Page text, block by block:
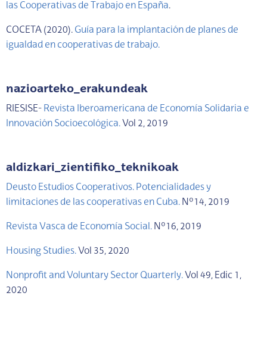
las Cooperativas de Trabajo en España.
COCETA (2020). Guía para la implantación de planes de
igualdad en cooperativas de trabajo.
nazioarteko_erakundeak
RIESISE- Revista Iberoamericana de Economía Solidaria e
Innovación Socioecológica. Vol 2, 2019
aldizkari_zientifiko_teknikoak
Deusto Estudios Cooperativos. Potencialidades y
limitaciones de las cooperativas en Cuba. Nº14, 2019
Revista Vasca de Economía Social. Nº16, 2019
Housing Studies. Vol 35, 2020
Nonprofit and Voluntary Sector Quarterly. Vol 49, Edic 1,
2020